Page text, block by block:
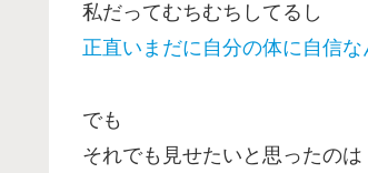
私だってむちむちしてるし
正直いまだに自分の体に自信な
でも
それでも見せたいと思ったのは